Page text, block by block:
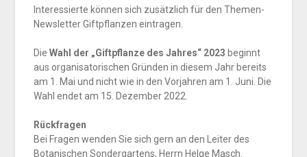
Interessierte können sich zusätzlich für den Themen-
Newsletter Giftpflanzen eintragen.
Die Wahl der „Giftpflanze des Jahres“ 2023 beginnt
aus organisatorischen Gründen in diesem Jahr bereits
am 1. Mai und nicht wie in den Vorjahren am 1. Juni. Die
Wahl endet am 15. Dezember 2022.
Rückfragen
Bei Fragen wenden Sie sich gern an den Leiter des
Botanischen Sondergartens, Herrn Helge Masch.